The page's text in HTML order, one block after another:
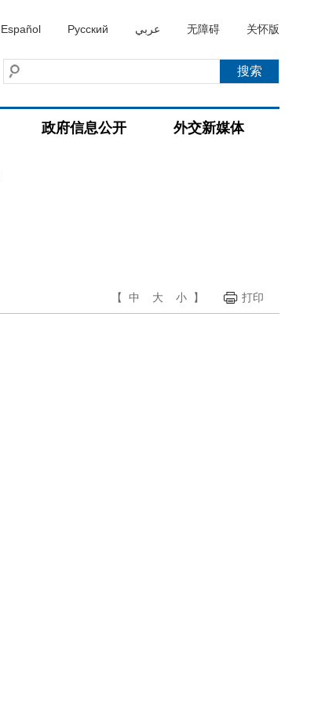
Español Русский عربي 无障碍 关怀版
政府信息公开 外交新媒体
【 中 大 小 】 打印